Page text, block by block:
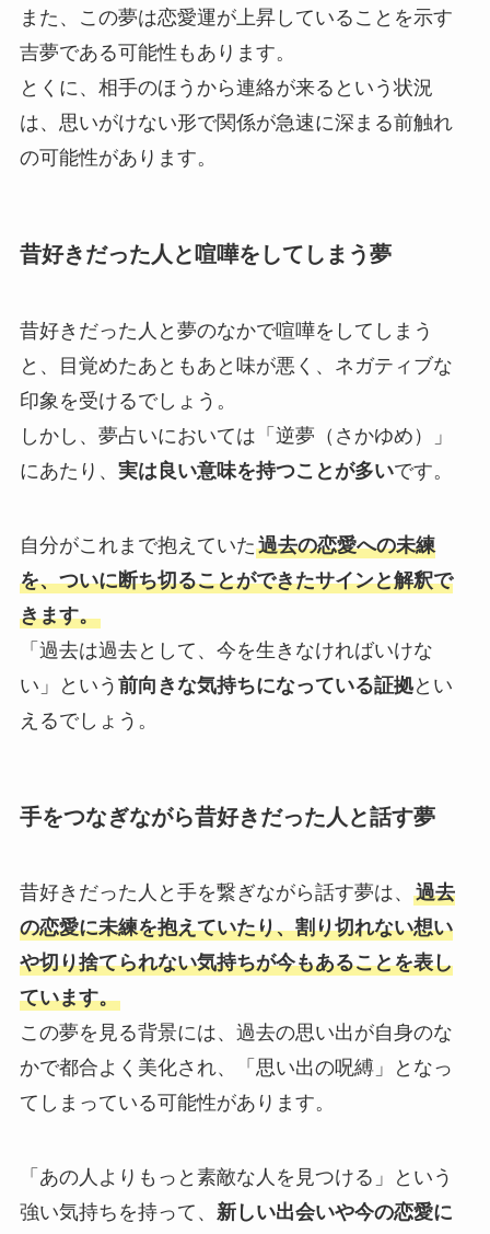
また、この夢は恋愛運が上昇していることを示す
吉夢である可能性もあります。
とくに、相手のほうから連絡が来るという状況
は、思いがけない形で関係が急速に深まる前触れ
の可能性があります。
昔好きだった人と喧嘩をしてしまう夢
昔好きだった人と夢のなかで喧嘩をしてしまう
と、目覚めたあともあと味が悪く、ネガティブな
印象を受けるでしょう。
しかし、夢占いにおいては「逆夢（さかゆめ）」
にあたり、 実は良い意味を持つことが多いです。
自分がこれまで抱えていた過去の恋愛への未練
を、ついに断ち切ることができたサインと解釈で
きます。
「過去は過去として、今を生きなければいけな
い」という 前向きな気持ちになっている証拠とい
えるでしょう。
手をつなぎながら昔好きだった人と話す夢
昔好きだった人と手を繋ぎながら話す夢は、 過去
の恋愛に未練を抱えていたり、割り切れない想い
や切り捨てられない気持ちが今もあることを表し
ています。
この夢を見る背景には、過去の思い出が自身のな
かで都合よく美化され、「思い出の呪縛」となっ
てしまっている可能性があります。
「あの人よりもっと素敵な人を見つける」という
強い気持ちを持って、 新しい出会いや今の恋愛に